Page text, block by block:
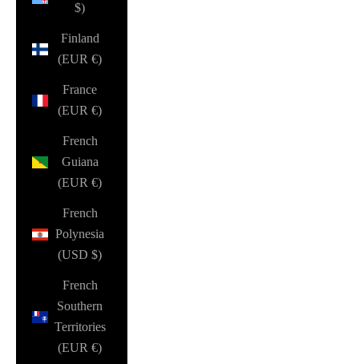
$)
Finland
(EUR €)
France
(EUR €)
French
Guiana
(EUR €)
French
Polynesia
(USD $)
French
Southern
Territories
(EUR €)